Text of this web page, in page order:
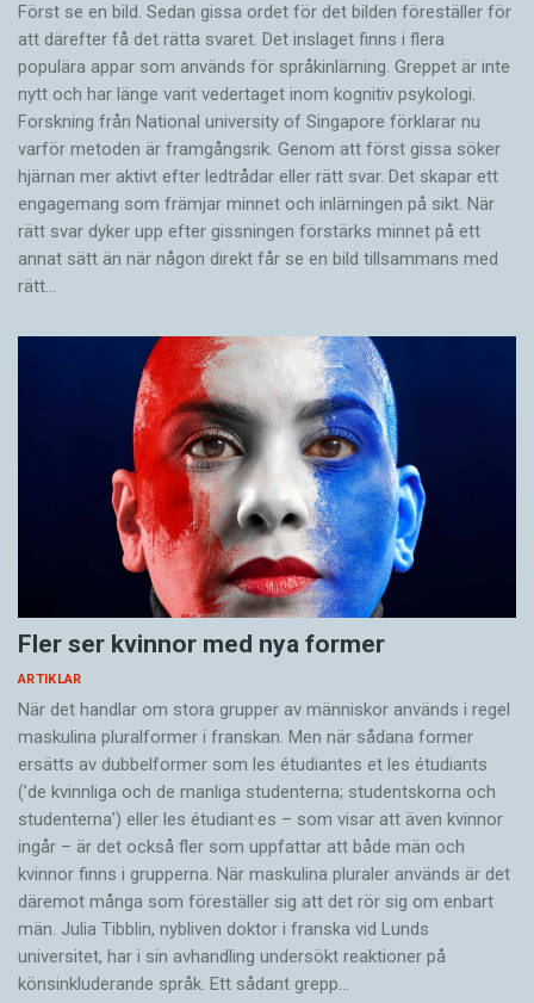
Först se en bild. Sedan gissa ordet för det bilden föreställer för
att därefter få det rätta svaret. Det inslaget finns i flera
populära appar som används för språkinlärning. Greppet är inte
nytt och har länge varit vedertaget inom kognitiv psykologi.
Forskning från National university of Singa­pore förklarar nu
varför metoden är framgångsrik. Genom att först gissa ­söker
hjärnan mer aktivt ­efter ledtrådar eller rätt svar. Det skapar ett
engagemang som främjar minnet och inlärningen på sikt. När
rätt svar dyker upp efter gissningen förstärks minnet på ett
annat sätt än när någon direkt får se en bild tillsammans med
rätt…
Fler ser kvinnor med nya former
ARTIKLAR
När det handlar om stora grupper av människor används i regel
maskulina pluralformer i franskan. Men när sådana ­former
ersätts av dubbel­former som les étudiantes et les étudiants
(’de kvinnliga och de manliga studenterna; studentskorna och
studenterna’) eller les étudiant·es – som visar att även kvinnor
ingår – är det också fler som uppfattar att både män och
kvinnor finns i grupperna. När maskulina pluraler används är det
där­emot många som föreställer sig att det rör sig om enbart
män. Julia Tibblin, nybliven doktor i franska vid Lunds
universitet, har i sin avhandling undersökt reaktioner på
könsinkluderande språk. Ett sådant grepp…